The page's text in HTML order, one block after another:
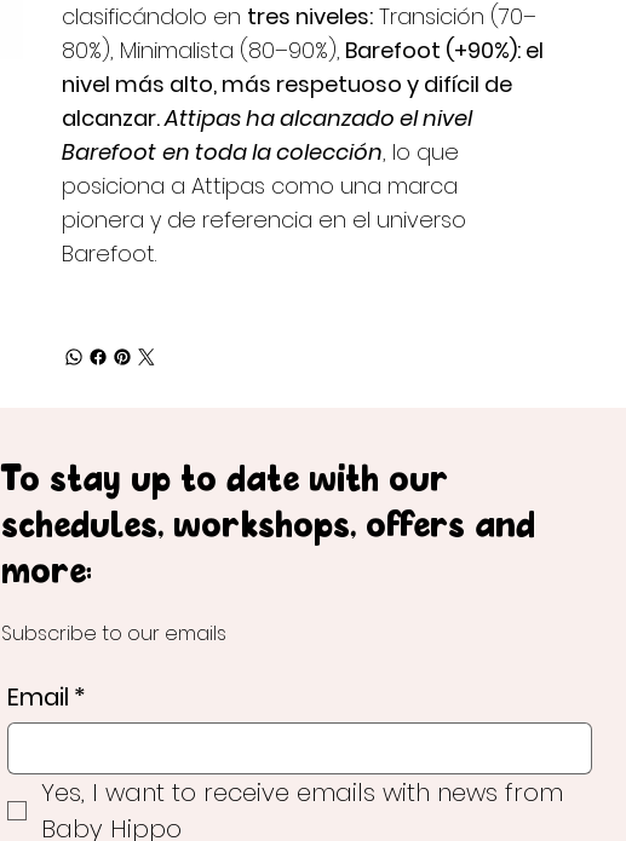
clasificándolo en tres niveles:Transición (70–
80%), Minimalista (80–90%), Barefoot (+90%): el
nivel más alto, más respetuoso y difícil de
alcanzar.Attipas ha alcanzado el nivel
Barefoot en toda la colección, lo que
posiciona a Attipas como una marca
pionera y de referencia en el universo
Barefoot.
To stay up to date with our
schedules, workshops, offers and
more:
Subscribe to our emails
Email *
Yes, I want to receive emails with news from
Baby Hippo